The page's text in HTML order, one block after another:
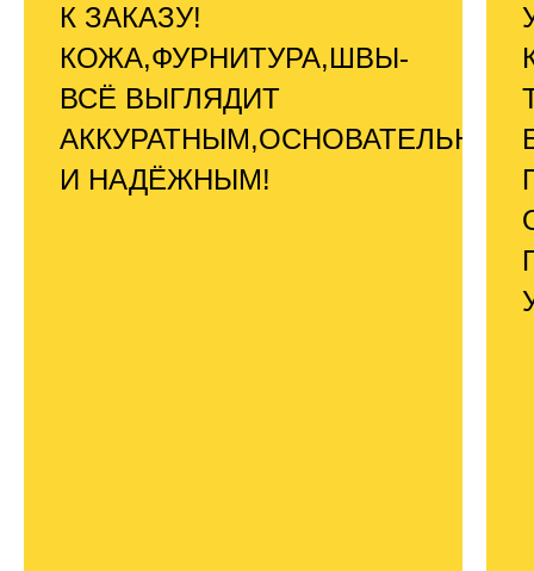
К ЗАКАЗУ!
КОЖА,ФУРНИТУРА,ШВЫ-
ВСЁ ВЫГЛЯДИТ
АККУРАТНЫМ,ОСНОВАТЕЛЬНЫМ
И НАДЁЖНЫМ!